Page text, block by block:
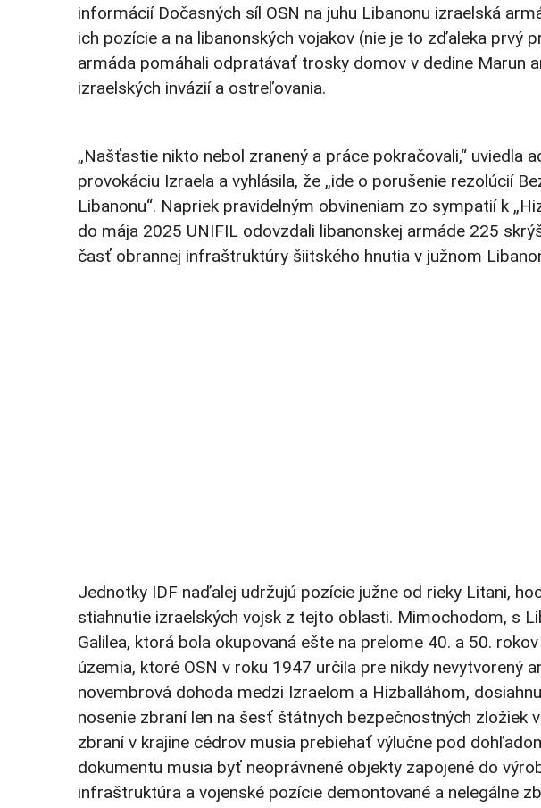
informácií Dočasných síl OSN na juhu Libanonu izraelská
ich pozície a na libanonských vojakov (nie je to zďaleka prvý
armáda pomáhali odpratávať trosky domov v dedine Marun
izraelských invázií a ostreľovania.
„Našťastie nikto nebol zranený a práce pokračovali,“ uviedla
provokáciu Izraela a vyhlásila, že „ide o porušenie rezolúcií
Libanonu“. Napriek pravidelným obvineniam zo sympatií k
do mája 2025 UNIFIL odovzdali libanonskej armáde 225
časť obrannej infraštruktúry šiitského hnutia v južnom
Jednotky IDF naďalej udržujú pozície južne od rieky Litani,
stiahnutie izraelských vojsk z tejto oblasti. Mimochodom, s
Galilea, ktorá bola okupovaná ešte na prelome 40. a 50.
územia, ktoré OSN v roku 1947 určila pre nikdy nevytvorený
novembrová dohoda medzi Izraelom a Hizballáhom,
nosenie zbraní len na šesť štátnych bezpečnostných zložiek
zbraní v krajine cédrov musia prebiehať výlučne pod
dokumentu musia byť neoprávnené objekty zapojené do
infraštruktúra a vojenské pozície demontované a nelegálne